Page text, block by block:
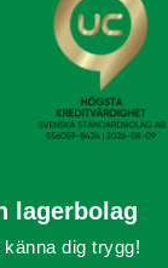
lagerbolag
dig trygg!